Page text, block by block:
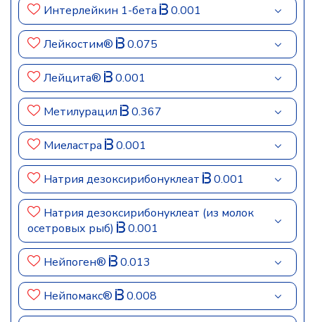
Интерлейкин 1-бета 0.001
Лейкостим® 0.075
Лейцита® 0.001
Метилурацил 0.367
Миеластра 0.001
Натрия дезоксирибонуклеат 0.001
Натрия дезоксирибонуклеат (из молок
осетровых рыб)
0.001
Нейпоген® 0.013
Нейпомакс® 0.008